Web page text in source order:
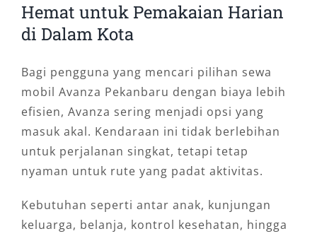
Hemat untuk Pemakaian Harian
di Dalam Kota
Bagi pengguna yang mencari pilihan sewa
mobil Avanza Pekanbaru dengan biaya lebih
efisien, Avanza sering menjadi opsi yang
masuk akal. Kendaraan ini tidak berlebihan
untuk perjalanan singkat, tetapi tetap
nyaman untuk rute yang padat aktivitas.
Kebutuhan seperti antar anak, kunjungan
keluarga, belanja, kontrol kesehatan, hingga